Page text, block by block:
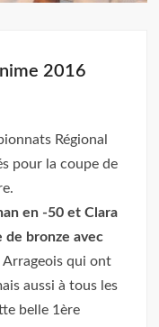
2016
Régional
pour la coupe de
en -50 et Clara
de bronze avec
Arrageois qui ont
aussi à tous les
belle 1ère